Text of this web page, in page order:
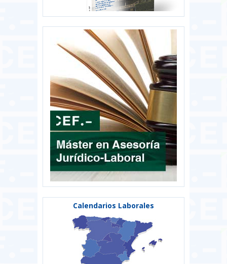
Calendarios Laborales